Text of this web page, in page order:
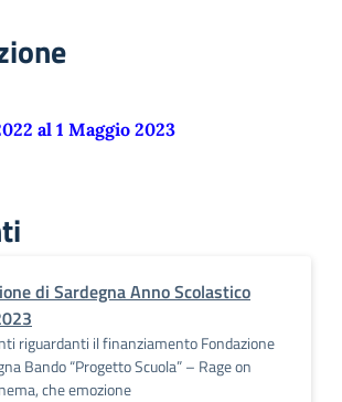
al 1 Maggio 2023
di Sardegna Anno Scolastico
riguardanti il finanziamento Fondazione
Bando “Progetto Scuola” – Rage on
che emozione